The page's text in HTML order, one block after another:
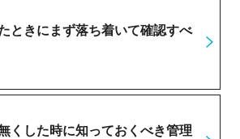
ときにまず落ち着いて確認すべ
くした時に知っておくべき管理